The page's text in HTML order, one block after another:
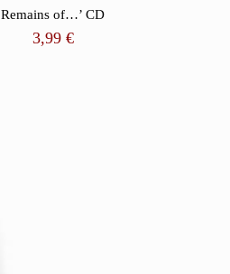
Remains of…’ CD
3,99 €